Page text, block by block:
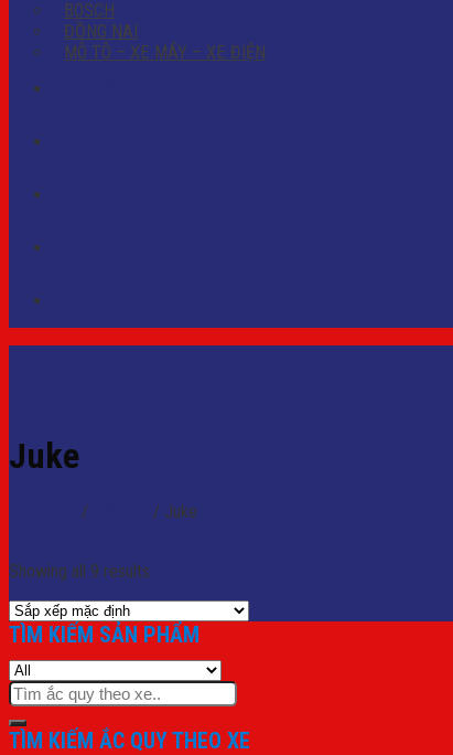
BOSCH
ĐỒNG NAI
MÔ TÔ – XE MÁY – XE ĐIỆN
Juke
/ / Juke
Showing all 9 results
TÌM KIẾM SẢN PHẨM
Tìm
kiếm:
TÌM KIẾM ẮC QUY THEO XE